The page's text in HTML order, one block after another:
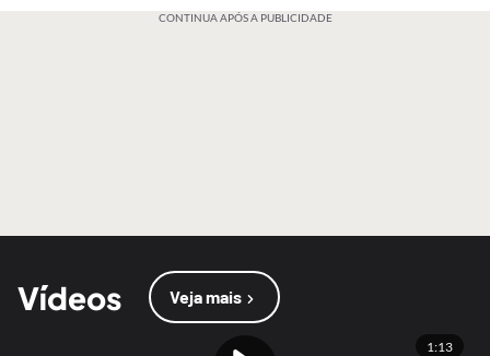
CONTINUA APÓS A PUBLICIDADE
Vídeos Veja mais
1:13